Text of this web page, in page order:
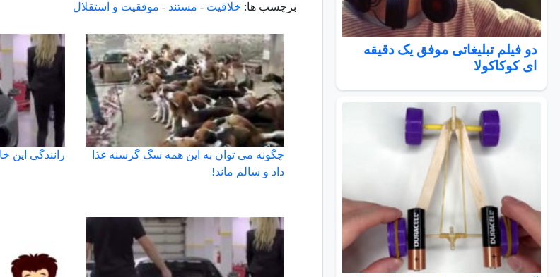
دو فیلم تبلیغاتی موفق یک دقیقه
ای کوکاکولا
برچسب ها: خلاقیت - مستند - موفقیت و استقلال
چگونه می توان به این همه سگ گرسنه غذا
داد و سالم ماند!
رانندگی این